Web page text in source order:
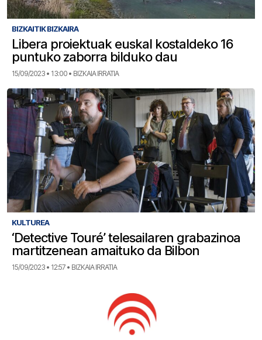
BIZKAITIK BIZKAIRA
Libera proiektuak euskal kostaldeko 16
puntuko zaborra bilduko dau
15/09/2023 • 13:00 • BIZKAIA IRRATIA
KULTUREA
‘Detective Touré’ telesailaren grabazinoa
martitzenean amaituko da Bilbon
15/09/2023 • 12:57 • BIZKAIA IRRATIA